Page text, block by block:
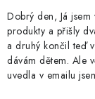
Podmínky
Slevový systém
Dobrý den, Já
produkty a přišly
a druhý končil teď
dávám dětem. Ale
uvedla v emailu